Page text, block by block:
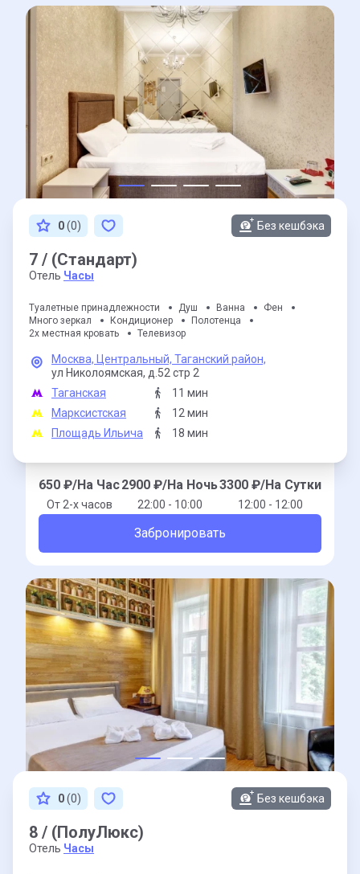
0(0) Без кешбэка
7 / (Стандарт)
Отель Часы
Туалетные принадлежности Душ Ванна
Фен
Много зеркал
Кондиционер
Полотенца
2х местная кровать
Телевизор
Москва, Центральный, Таганский район,
ул Николоямская, д.52 стр 2
Таганская
11 мин
Марксистская
12 мин
Площадь Ильича
18 мин
650 ₽/На Час
От 2-x часов
2900 ₽/На Ночь
22:00 - 10:00
3300 ₽/На Сутки
12:00 - 12:00
Забронировать
0(0) Без кешбэка
8 / (ПолуЛюкс)
Отель Часы